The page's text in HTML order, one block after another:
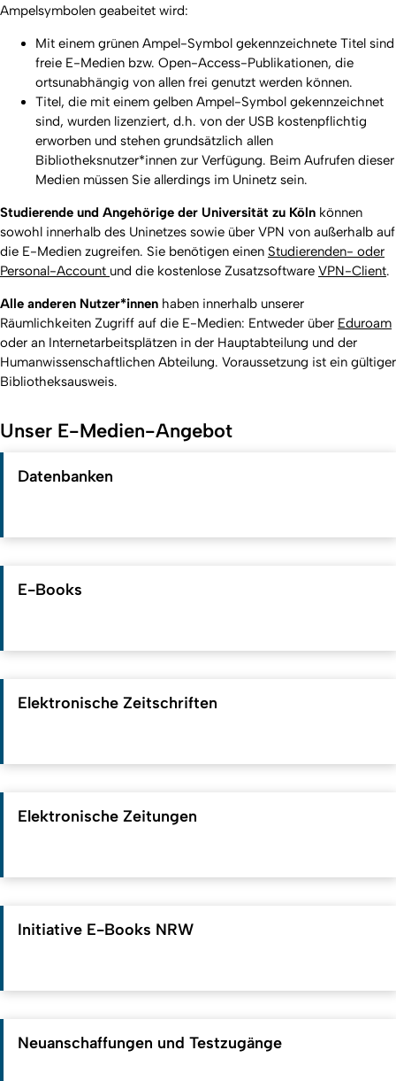
Ampelsymbolen geabeitet wird:
Mit einem grünen Ampel-Symbol gekennzeichnete Titel sind
freie E-Medien bzw. Open-Access-Publikationen, die
ortsunabhängig von allen frei genutzt werden können.
Titel, die mit einem gelben Ampel-Symbol gekennzeichnet
sind, wurden lizenziert, d.h. von der USB kostenpflichtig
erworben und stehen grundsätzlich allen
Bibliotheksnutzer*innen zur Verfügung. Beim Aufrufen dieser
Medien müssen Sie allerdings im Uninetz sein.
Studierende und Angehörige der Universität zu Köln können
sowohl innerhalb des Uninetzes sowie über VPN von außerhalb auf
die E-Medien zugreifen. Sie benötigen einen Studierenden- oder
Personal-Account und die kostenlose Zusatzsoftware VPN-Client.
Alle anderen Nutzer*innen haben innerhalb unserer
Räumlichkeiten Zugriff auf die E-Medien: Entweder über Eduroam
oder an Internetarbeitsplätzen in der Hauptabteilung und der
Humanwissenschaftlichen Abteilung. Voraussetzung ist ein gültiger
Bibliotheksausweis.
Unser E-Medien-Angebot
Datenbanken
E-Books
Elektronische Zeitschriften
Elektronische Zeitungen
Initiative E-Books NRW
Neuanschaffungen und Testzugänge